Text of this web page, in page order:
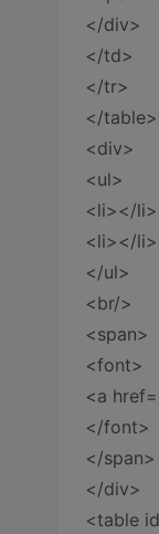
</div>
</td>
</tr>
</table>
<div>
<ul>
<li></li>
<li></li>
</ul>
<br/>
<span>
<font>
<a
</font>
</span>
</div>
<table